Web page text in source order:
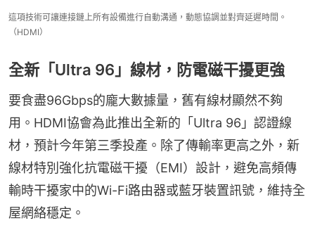
這項技術可讓連接鏈上所有設備進行自動溝通，動態協調並對齊延遲時間。
（HDMI）
全新「Ultra 96」線材，防電磁干擾更強
要食盡96Gbps的龐大數據量，舊有線材顯然不夠
用。HDMI協會為此推出全新的「Ultra 96」認證線
材，預計今年第三季投產。除了傳輸率更高之外，新
線材特別強化抗電磁干擾（EMI）設計，避免高頻傳
輸時干擾家中的Wi-Fi路由器或藍牙裝置訊號，維持全
屋網絡穩定。